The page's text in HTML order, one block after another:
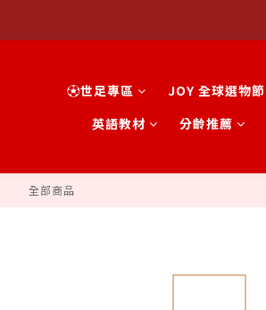
⚽世足專區 JOY 全球選物節
英語教材
分齡推薦
全部商品